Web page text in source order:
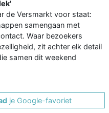
de Versmarkt voor staat:
samengaan met
Waar bezoekers
zit achter elk detail
samen dit weekend
je Google-favoriet